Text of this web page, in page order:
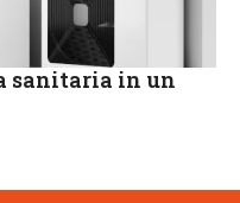
sanitaria in un